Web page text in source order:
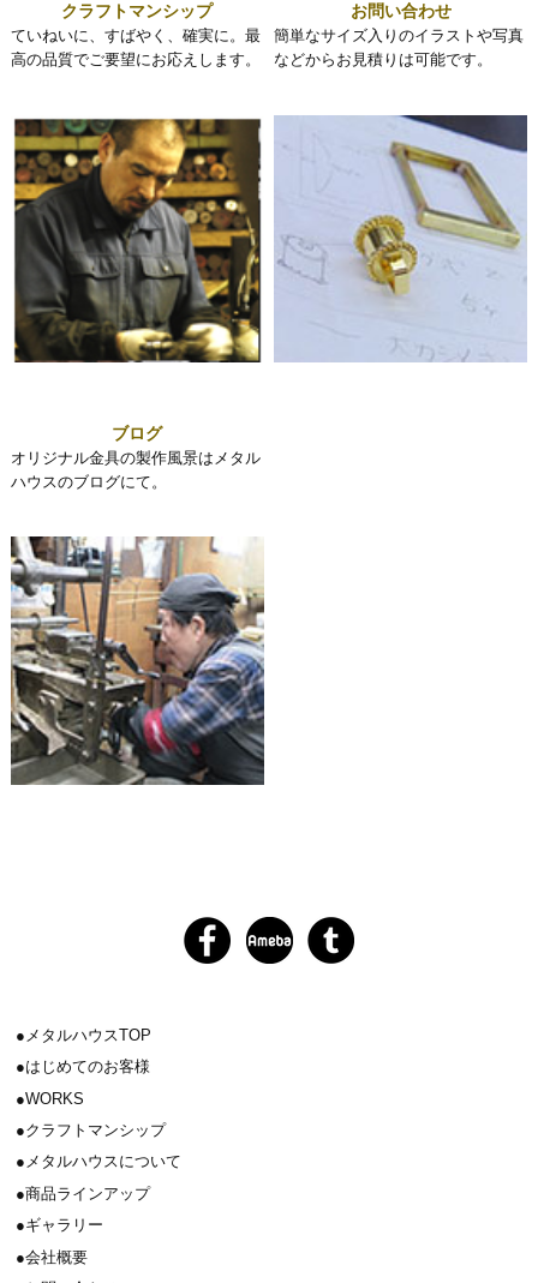
クラフトマンシップ
ていねいに、すばやく、確実に。最
高の品質でご要望にお応えします。
お問い合わせ
簡単なサイズ入りのイラストや写真
などからお見積りは可能です。
ブログ
オリジナル金具の製作風景はメタル
ハウスのブログにて。
メタルハウスTOP
はじめてのお客様
WORKS
クラフトマンシップ
メタルハウスについて
商品ラインアップ
ギャラリー
会社概要